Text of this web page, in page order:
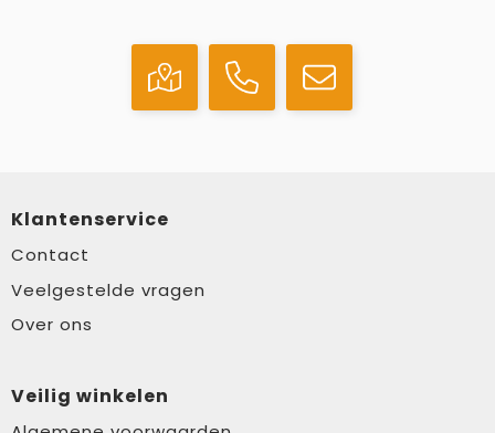
Klantenservice
Contact
Veelgestelde vragen
Over ons
Veilig winkelen